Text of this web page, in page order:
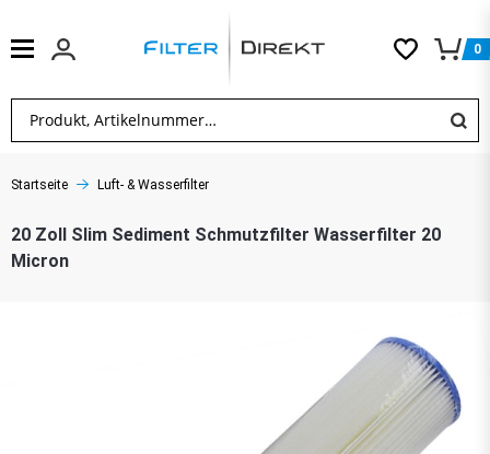
0
Startseite Luft- & Wasserfilter
20 Zoll Slim Sediment Schmutzfilter Wasserfilter 20
Micron